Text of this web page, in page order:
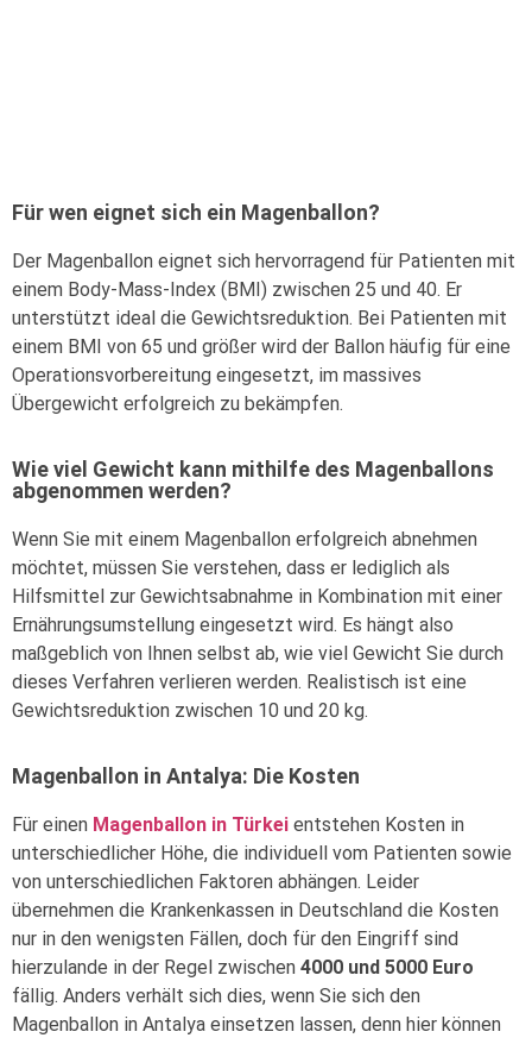
Für wen eignet sich ein Magenballon?
Der Magenballon eignet sich hervorragend für Patienten mit
einem Body-Mass-Index (BMI) zwischen 25 und 40. Er
unterstützt ideal die Gewichtsreduktion. Bei Patienten mit
einem BMI von 65 und größer wird der Ballon häufig für eine
Operationsvorbereitung eingesetzt, im massives
Übergewicht erfolgreich zu bekämpfen.
Wie viel Gewicht kann mithilfe des Magenballons
abgenommen werden?
Wenn Sie mit einem Magenballon erfolgreich abnehmen
möchtet, müssen Sie verstehen, dass er lediglich als
Hilfsmittel zur Gewichtsabnahme in Kombination mit einer
Ernährungsumstellung eingesetzt wird. Es hängt also
maßgeblich von Ihnen selbst ab, wie viel Gewicht Sie durch
dieses Verfahren verlieren werden. Realistisch ist eine
Gewichtsreduktion zwischen 10 und 20 kg.
Magenballon in Antalya: Die Kosten
Für einen Magenballon in Türkei entstehen Kosten in
unterschiedlicher Höhe, die individuell vom Patienten sowie
von unterschiedlichen Faktoren abhängen. Leider
übernehmen die Krankenkassen in Deutschland die Kosten
nur in den wenigsten Fällen, doch für den Eingriff sind
hierzulande in der Regel zwischen 4000 und 5000 Euro
fällig. Anders verhält sich dies, wenn Sie sich den
Magenballon in Antalya einsetzen lassen, denn hier können